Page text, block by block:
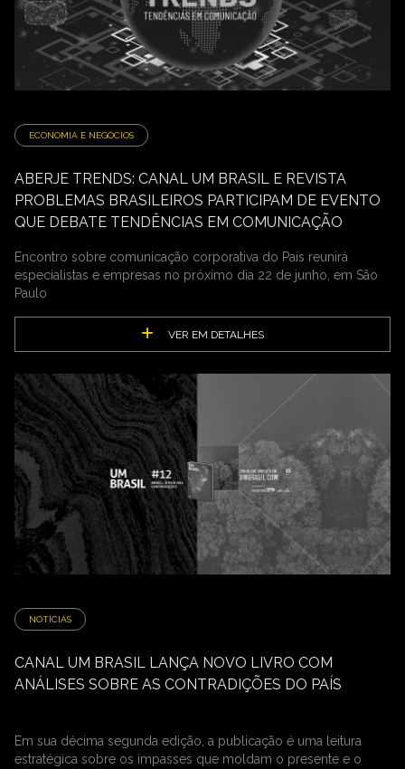
ECONOMIA E NEGÓCIOS
ABERJE TRENDS: CANAL UM BRASIL E REVISTA
PROBLEMAS BRASILEIROS PARTICIPAM DE EVENTO
QUE DEBATE TENDÊNCIAS EM COMUNICAÇÃO
Encontro sobre comunicação corporativa do País reunirá
especialistas e empresas no próximo dia 22 de junho, em São
Paulo
VER EM DETALHES
NOTÍCIAS
CANAL UM BRASIL LANÇA NOVO LIVRO COM
ANÁLISES SOBRE AS CONTRADIÇÕES DO PAÍS
Em sua décima segunda edição, a publicação é uma leitura
estratégica sobre os impasses que moldam o presente e o